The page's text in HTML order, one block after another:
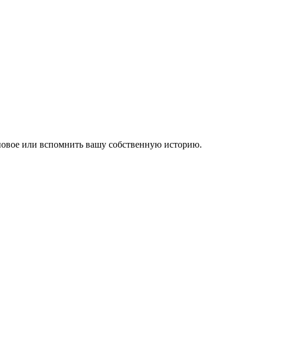
или вспомнить вашу собственную историю.